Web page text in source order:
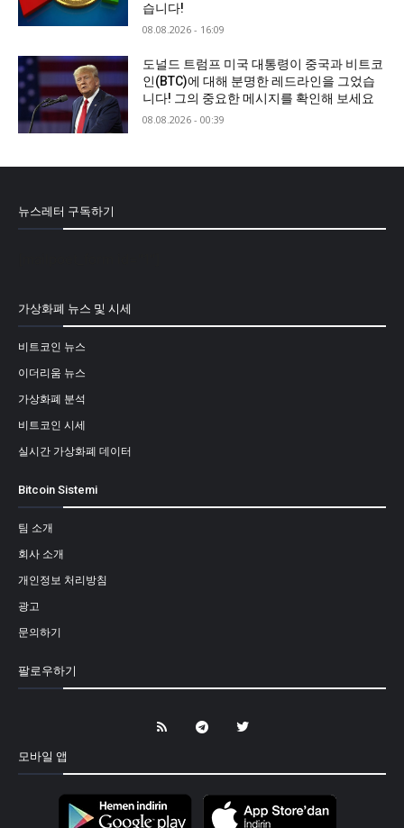
습니다!
08.08.2026 - 16:09
도널드 트럼프 미국 대통령이 중국과 비트코
인(BTC)에 대해 분명한 레드라인을 그었습
니다! 그의 중요한 메시지를 확인해 보세요
08.08.2026 - 00:39
뉴스레터 구독하기
가상화폐 뉴스 및 시세
비트코인 뉴스
이더리움 뉴스
가상화폐 분석
비트코인 시세
실시간 가상화폐 데이터
Bitcoin Sistemi
팀 소개
회사 소개
개인정보 처리방침
광고
문의하기
팔로우하기
모바일 앱